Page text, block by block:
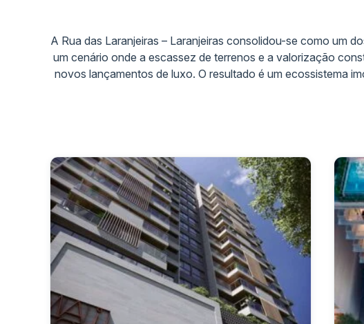
A Rua das Laranjeiras – Laranjeiras consolidou-se como um
um cenário onde a escassez de terrenos e a valorização
novos lançamentos de luxo. O resultado é um ecossistema